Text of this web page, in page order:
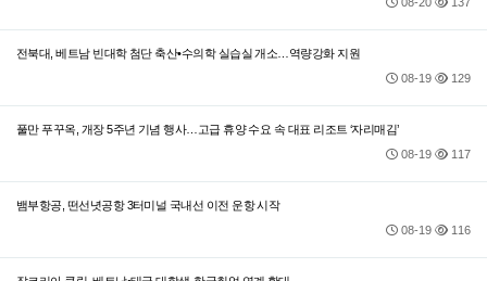
전북대, 베트남 빈대학 첨단 축산•수의학 실습실 개소…역량강화 지원
08-19
129
풀만 푸꾸옥, 개장 5주년 기념 행사…고급 휴양 수요 속 대표 리조트 ‘자리매김’
08-19
117
뱀부항공, 떤선녓공항 3터미널 국내선 이전 운항 시작
08-19
116